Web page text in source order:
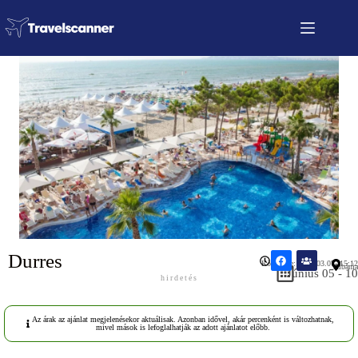
Június 05 - 10
Közzétéve: 2026.03.07- 15:12
Albánia
Durres
hirdetés
Az árak az ajánlat megjelenésekor aktuálisak. Azonban idővel, akár percenként is változhatnak,
mivel mások is lefoglalhatják az adott ajánlatot előbb.